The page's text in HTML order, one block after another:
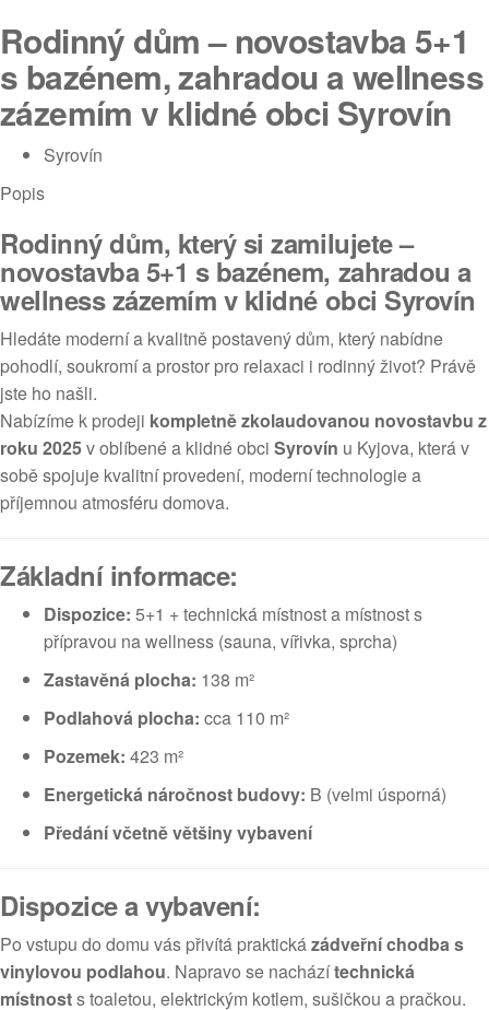
Rodinný dům – novostavba 5+1
s bazénem, zahradou a wellness
zázemím v klidné obci Syrovín
Syrovín
Popis
Rodinný dům, který si zamilujete –
novostavba 5+1 s bazénem, zahradou a
wellness zázemím v klidné obci Syrovín
Hledáte moderní a kvalitně postavený dům, který nabídne
pohodlí, soukromí a prostor pro relaxaci i rodinný život? Právě
jste ho našli.
Nabízíme k prodeji kompletně zkolaudovanou novostavbu z
roku 2025v oblíbené a klidné obci Syrovín u Kyjova, která v
sobě spojuje kvalitní provedení, moderní technologie a
příjemnou atmosféru domova.
Základní informace:
Dispozice: 5+1 + technická místnost a místnost s
přípravou na wellness (sauna, vířivka, sprcha)
Zastavěná plocha: 138 m²
Podlahová plocha: cca 110 m²
Pozemek: 423 m²
Energetická náročnost budovy: B (velmi úsporná)
Předání včetně většiny vybavení
Dispozice a vybavení:
Po vstupu do domu vás přivítá praktickázádveřní chodba s
vinylovou podlahou. Napravo se nacházítechnická
místnosts toaletou, elektrickým kotlem, sušičkou a pračkou.